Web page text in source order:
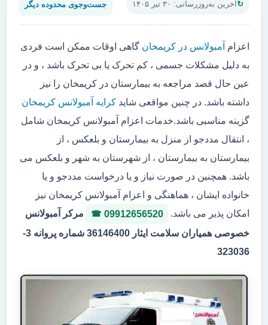
آخرین به‌روزرسانی: ۳۰ تیر ۱۴۰۵ جست‌وجوی محدوده دیگر
اعزام آمبولانس در کریمخان گاهی اوقات ممکن است فردی
به دلیل مشکلات جسمی ، کم تحرک یا بی تحرک باشد ، و در
عین حال قصد مراجعه به بیمارستان در کریمخان را نیز
داشته باشد. در چنین مواقعی شاید کرایه آمبولانس کریمخان
گزینه مناسبی باشد.خدمات اعزام آمبولانس کریمخان شامل
، انتقال مددجو از منزل به بیمارستان و بلعکس ، از
بیمارستان به بیمارستان ، از شهرستان به شهر و بلعکس می
باشد. همچنین در صورت نیاز و یا درخواست مددجو و یا
خانواده ایشان ، هماهنگی و اعزام آمبولانس کریمخان نیز
امکان پذیر می باشد.
09912656520
مرکر آمبولانس
خصوصی همیاران سلامت ایثار 36146400 شماره پروانه 3-
323036